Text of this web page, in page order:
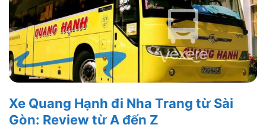
Xe Quang Hạnh đi Nha Trang từ Sài
Gòn: Review từ A đến Z